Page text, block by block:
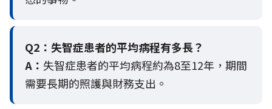
Q2： 失智症患者的平均病程有多長？
A： 失智症患者的平均病程約為8至12年，期間
需要長期的照護與財務支出。